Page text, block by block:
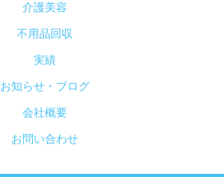
介護美容
不用品回収
実績
お知らせ・ブログ
会社概要
お問い合わせ